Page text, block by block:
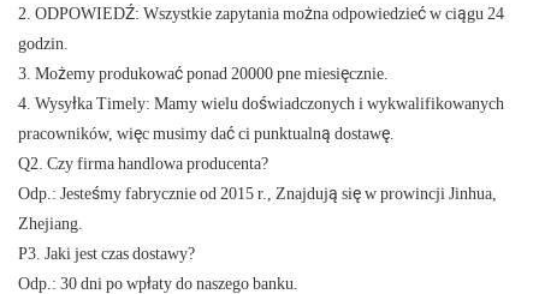
2. ODPOWIEDŹ: Wszystkie zapytania można odpowiedzieć w ciągu 24
godzin.
3. Możemy produkować ponad 20000 pne miesięcznie.
4. Wysyłka Timely: Mamy wielu doświadczonych i wykwalifikowanych
pracowników, więc musimy dać ci punktualną dostawę.
Q2. Czy firma handlowa producenta?
Odp.: Jesteśmy fabrycznie od 2015 r., Znajdują się w prowincji Jinhua,
Zhejiang.
P3. Jaki jest czas dostawy?
Odp.: 30 dni po wpłaty do naszego banku.